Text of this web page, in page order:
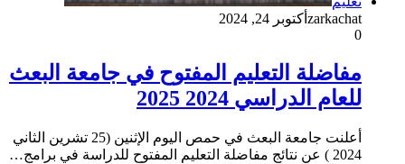
zarkachat أكتوبر 24, 2024
0
مفاضلة التعليم المفتوح في جامعة البعث
للعام الدراسي 2024 2025
أعلنت جامعة البعث في حمص اليوم الإثنين (25 تشرين الثاني
2024 ) عن نتائج مفاضلة التعليم المفتوح للدراسة في برامج…